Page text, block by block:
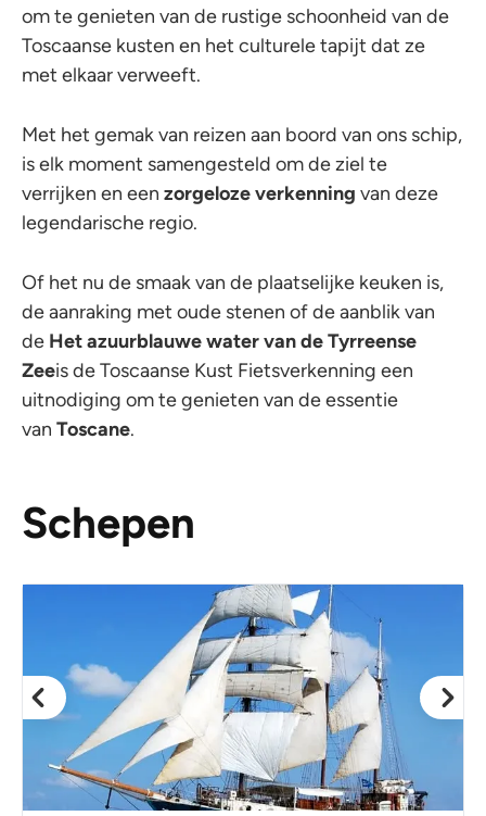
om te genieten van de rustige schoonheid van de
Toscaanse kusten en het culturele tapijt dat ze
met elkaar verweeft.
Met het gemak van reizen aan boord van ons schip,
is elk moment samengesteld om de ziel te
verrijken en een zorgeloze verkenning van deze
legendarische regio.
Of het nu de smaak van de plaatselijke keuken is,
de aanraking met oude stenen of de aanblik van
de Het azuurblauwe water van de Tyrreense
Zeeis de Toscaanse Kust Fietsverkenning een
uitnodiging om te genieten van de essentie
van Toscane.
Schepen